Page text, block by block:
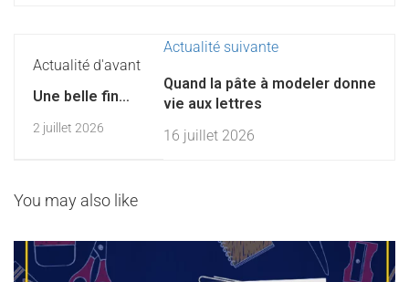
Actualité d'avant
Une belle fin
les élèves de
2 juillet 2026
Actualité suivante
Quand la pâte à modeler donne
vie aux lettres
16 juillet 2026
You may also like